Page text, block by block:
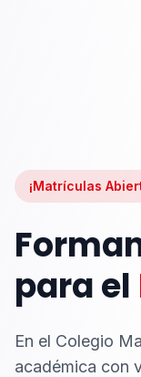
¡Matrículas
para el
En el Colegio
académica con